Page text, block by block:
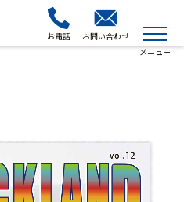
お電話 お問い合わせ